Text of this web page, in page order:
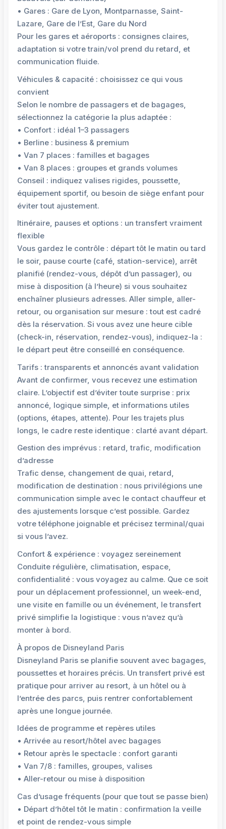
• Gares : Gare de Lyon, Montparnasse, Saint-
Lazare, Gare de l’Est, Gare du Nord
Pour les gares et aéroports : consignes claires,
adaptation si votre train/vol prend du retard, et
communication fluide.
Véhicules & capacité : choisissez ce qui vous
convient
Selon le nombre de passagers et de bagages,
sélectionnez la catégorie la plus adaptée :
• Confort : idéal 1–3 passagers
• Berline : business & premium
• Van 7 places : familles et bagages
• Van 8 places : groupes et grands volumes
Conseil : indiquez valises rigides, poussette,
équipement sportif, ou besoin de siège enfant pour
éviter tout ajustement.
Itinéraire, pauses et options : un transfert vraiment
flexible
Vous gardez le contrôle : départ tôt le matin ou tard
le soir, pause courte (café, station-service), arrêt
planifié (rendez-vous, dépôt d’un passager), ou
mise à disposition (à l’heure) si vous souhaitez
enchaîner plusieurs adresses. Aller simple, aller-
retour, ou organisation sur mesure : tout est cadré
dès la réservation. Si vous avez une heure cible
(check-in, réservation, rendez-vous), indiquez-la :
le départ peut être conseillé en conséquence.
Tarifs : transparents et annoncés avant validation
Avant de confirmer, vous recevez une estimation
claire. L’objectif est d’éviter toute surprise : prix
annoncé, logique simple, et informations utiles
(options, étapes, attente). Pour les trajets plus
longs, le cadre reste identique : clarté avant départ.
Gestion des imprévus : retard, trafic, modification
d’adresse
Trafic dense, changement de quai, retard,
modification de destination : nous privilégions une
communication simple avec le contact chauffeur et
des ajustements lorsque c’est possible. Gardez
votre téléphone joignable et précisez terminal/quai
si vous l’avez.
Confort & expérience : voyagez sereinement
Conduite régulière, climatisation, espace,
confidentialité : vous voyagez au calme. Que ce soit
pour un déplacement professionnel, un week-end,
une visite en famille ou un événement, le transfert
privé simplifie la logistique : vous n’avez qu’à
monter à bord.
À propos de Disneyland Paris
Disneyland Paris se planifie souvent avec bagages,
poussettes et horaires précis. Un transfert privé est
pratique pour arriver au resort, à un hôtel ou à
l’entrée des parcs, puis rentrer confortablement
après une longue journée.
Idées de programme et repères utiles
• Arrivée au resort/hôtel avec bagages
• Retour après le spectacle : confort garanti
• Van 7/8 : familles, groupes, valises
• Aller-retour ou mise à disposition
Cas d’usage fréquents (pour que tout se passe bien)
• Départ d’hôtel tôt le matin : confirmation la veille
et point de rendez-vous simple